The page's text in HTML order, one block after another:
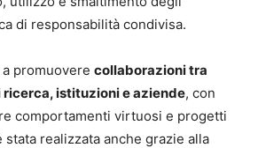
di responsabilità condivisa.
promuovere collaborazioni tra
istituzioni e aziende, con
comportamenti virtuosi e progetti
stata realizzata anche grazie alla